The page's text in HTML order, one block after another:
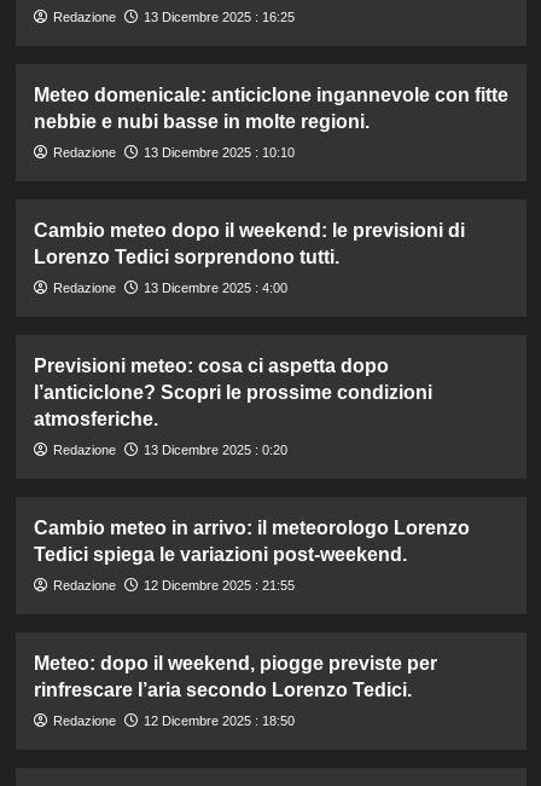
Redazione 13 Dicembre 2025 : 16:25
Meteo domenicale: anticiclone ingannevole con fitte
nebbie e nubi basse in molte regioni.
Redazione 13 Dicembre 2025 : 10:10
Cambio meteo dopo il weekend: le previsioni di
Lorenzo Tedici sorprendono tutti.
Redazione 13 Dicembre 2025 : 4:00
Previsioni meteo: cosa ci aspetta dopo
l’anticiclone? Scopri le prossime condizioni
atmosferiche.
Redazione 13 Dicembre 2025 : 0:20
Cambio meteo in arrivo: il meteorologo Lorenzo
Tedici spiega le variazioni post-weekend.
Redazione 12 Dicembre 2025 : 21:55
Meteo: dopo il weekend, piogge previste per
rinfrescare l’aria secondo Lorenzo Tedici.
Redazione 12 Dicembre 2025 : 18:50